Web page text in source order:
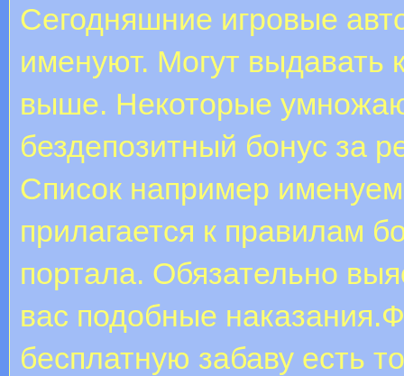
Сегодняшние игровые
именуют. Могут выдавать
выше. Некоторые
бездепозитный бонус за
Список например
прилагается к правилам
портала. Обязательно
вас подобные
бесплатную забаву есть